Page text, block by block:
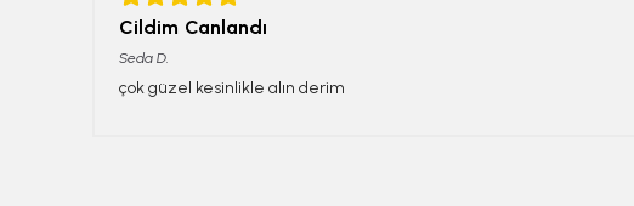
Cildim Canlandı
Seda D.
çok güzel kesinlikle alın derim